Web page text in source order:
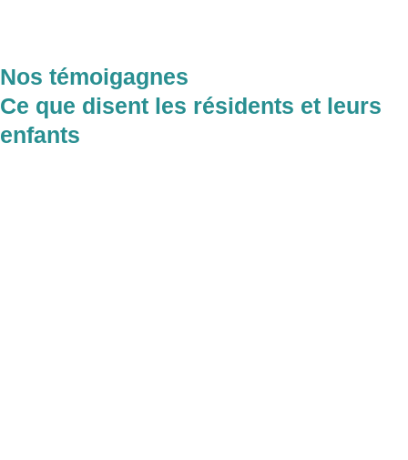
Nos témoigagnes
Ce que disent les résidents et leurs
enfants